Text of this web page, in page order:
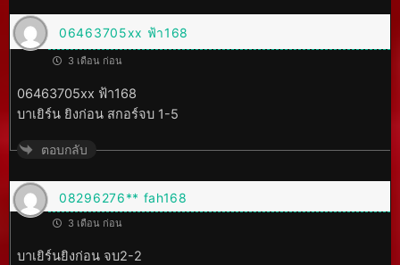
06463705xx ฟ้า168
3 เดือน ก่อน
06463705xx ฟ้า168
บาเยิร์น ยิงก่อน สกอร์จบ 1-5
ตอบกลับ
08296276** fah168
3 เดือน ก่อน
บาเยิร์นยิงก่อน จบ2-2